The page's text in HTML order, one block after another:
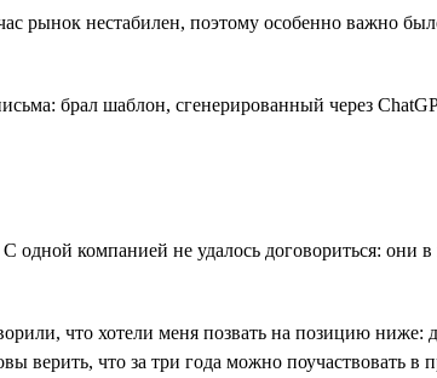
рынок нестабилен, поэтому особенно важно
брал шаблон, сгенерированный через
одной компанией не удалось договориться: они
что хотели меня позвать на позицию ниже:
что за три года можно поучаствовать в